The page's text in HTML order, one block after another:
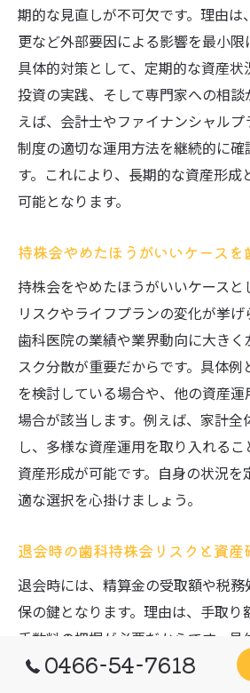
期的な見直しが不可欠です。理由は
更など外部要因による影響を最小限
具体的対策として、定期的な資産
投資の実践、そして専門家への相談
えば、会計士やファイナンシャルプ
制度の適切な運用方法を継続的に
す。これにより、長期的な資産形成
可能となります。
持株会やめたほうがいいケースを
持株会をやめたほうがいいケース
リスクやライフプランの変化が挙げ
歯科医院の業績や業界動向に大きく
スク分散が重要だからです。具体例
を検討している場合や、他の資産
場合が該当します。例えば、家計
し、多様な資産運用を取り入れる
資産形成が可能です。自身の状況を
適な選択を心掛けましょう。
退会時の歯科持株会リスクと資産
退会時には、精算金の受取額や税
保の鍵となります。理由は、手取り
手数料の把握が必要だからです。具
て、退会前に税務相談を行い、最適
0466-54-7618